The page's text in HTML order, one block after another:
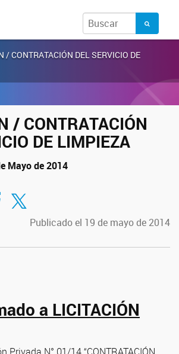
CONTRATACIÓN DEL SERVICIO DE
/ CONTRATACIÓN
DE LIMPIEZA
Mayo de 2014
en Facebook
Compartir en Twitter
Publicado el 19 de mayo de 2014
a LICITACIÓN